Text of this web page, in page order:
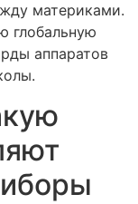
материками.
глобальную
аппаратов